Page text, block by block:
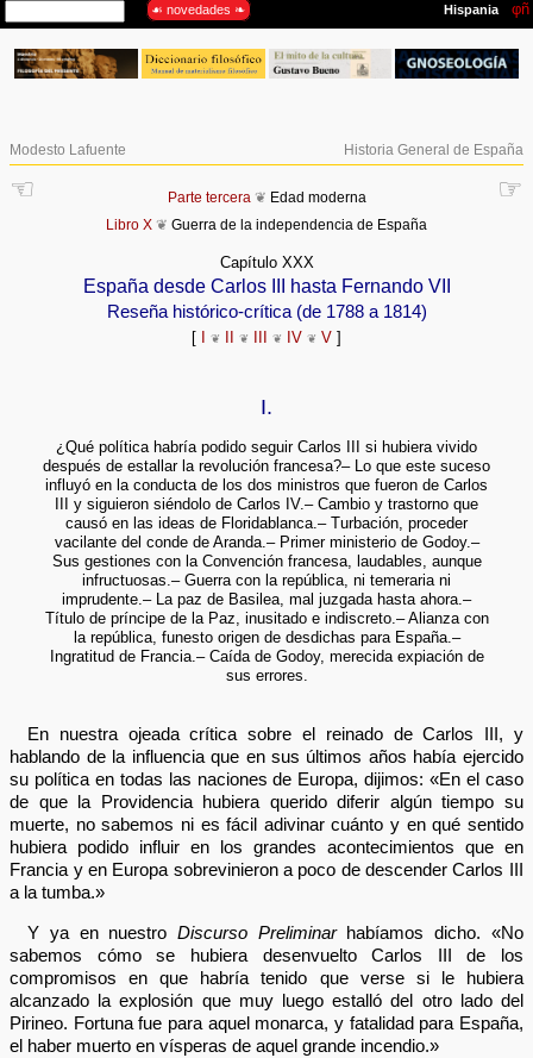
Modesto Lafuente Historia General de España
☜ ☞
Parte tercera ❦ Edad moderna
Libro X ❦ Guerra de la independencia de España
Capítulo XXX
España desde Carlos III hasta Fernando VII
Reseña histórico-crítica (de 1788 a 1814)
[ ❦ ❦ ❦ IV ❦ V ]
I.
¿Qué política habría podido seguir Carlos III si hubiera vivido
después de estallar la revolución francesa?– Lo que este suceso
influyó en la conducta de los dos ministros que fueron de Carlos
III y siguieron siéndolo de Carlos IV.– Cambio y trastorno que
causó en las ideas de Floridablanca.– Turbación, proceder
vacilante del conde de Aranda.– Primer ministerio de Godoy.–
Sus gestiones con la Convención francesa, laudables, aunque
infructuosas.– Guerra con la república, ni temeraria ni
imprudente.– La paz de Basilea, mal juzgada hasta ahora.–
Título de príncipe de la Paz, inusitado e indiscreto.– Alianza con
la república, funesto origen de desdichas para España.–
Ingratitud de Francia.– Caída de Godoy, merecida expiación de
sus errores.
En nuestra ojeada crítica sobre el reinado de Carlos III, y
hablando de la influencia que en sus últimos años había ejercido
su política en todas las naciones de Europa, dijimos: «En el caso
de que la Providencia hubiera querido diferir algún tiempo su
muerte, no sabemos ni es fácil adivinar cuánto y en qué sentido
hubiera podido influir en los grandes acontecimientos que en
Francia y en Europa sobrevinieron a poco de descender Carlos III
a la tumba.»
Y ya en nuestro Discurso Preliminarhabíamos dicho. «No
sabemos cómo se hubiera desenvuelto Carlos III de los
compromisos en que habría tenido que verse si le hubiera
alcanzado la explosión que muy luego estalló del otro lado del
Pirineo. Fortuna fue para aquel monarca, y fatalidad para España,
el haber muerto en vísperas de aquel grande incendio.»